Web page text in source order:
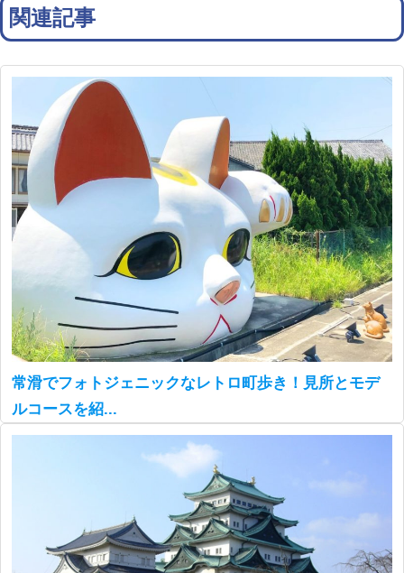
関連記事
常滑でフォトジェニックなレトロ町歩き！見所とモデ
ルコースを紹...